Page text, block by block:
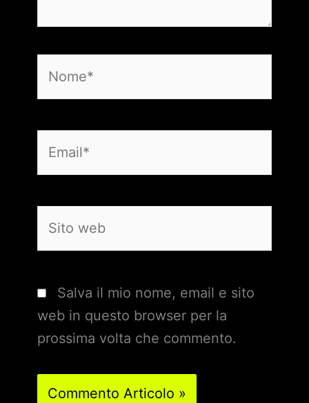
web
Salva il mio nome, email e sito
web in questo browser per la
prossima volta che commento.